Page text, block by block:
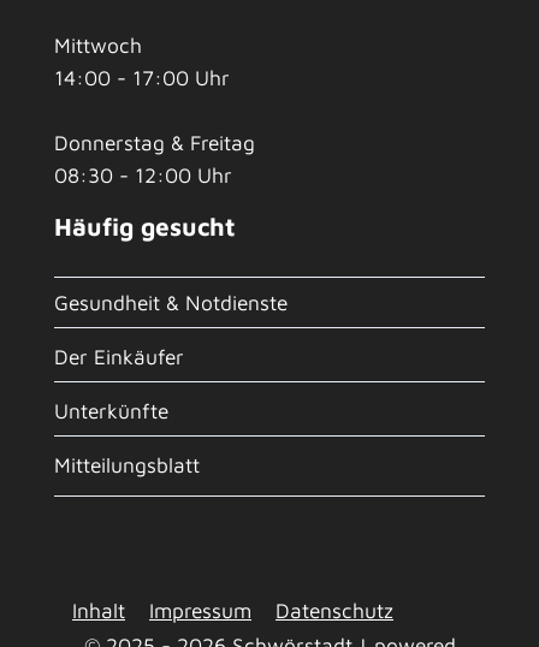
Mittwoch
14:00 - 17:00 Uhr
Donnerstag & Freitag
08:30 - 12:00 Uhr
Häufig gesucht
Gesundheit & Notdienste
Der Einkäufer
Unterkünfte
Mitteilungsblatt
Inhalt Impressum
Datenschutz